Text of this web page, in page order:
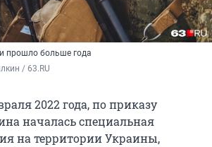
прошло больше года
/ 63.RU
2022 года, по приказу
началась специальная
на территории Украины,